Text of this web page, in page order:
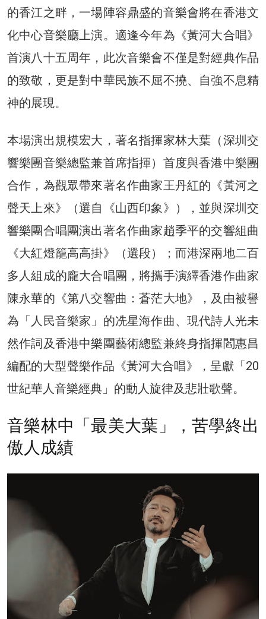
的香江之畔，一場陣容鼎盛的音樂會將在香港文
化中心音樂廳上演。適逢今年為《黃河大合唱》
首演八十五周年，此次音樂會不僅是對經典作品
的致敬，更是對中華民族不屈不撓、自強不息精
神的展現。
本場演出規模宏大，著名指揮家林大葉（深圳交
響樂團音樂總監兼首席指揮）首度與香港中樂團
合作，為觀眾帶來著名作曲家王丹紅的《黃河之
聲天上來》（選自《山西印象》），並與深圳交
響樂團合唱團演出著名作曲家趙季平的交響組曲
《大紅燈籠高高掛》（選段）；而港深兩地二百
多人組成的龐大合唱團，將攜手演繹香港作曲家
陳永華的《第八交響曲：蒼茫大地》，及由被譽
為「人民音樂家」的冼星海作曲、現代詩人光未
然作詞及香港中樂團藝術總監兼終身指揮閻惠昌
編配的大型聲樂作品《黃河大合唱》，呈獻「20
世紀華人音樂經典」的動人旋律及悲壯歌聲。
音樂林中「最美大葉」，苦學終出
傲人成績